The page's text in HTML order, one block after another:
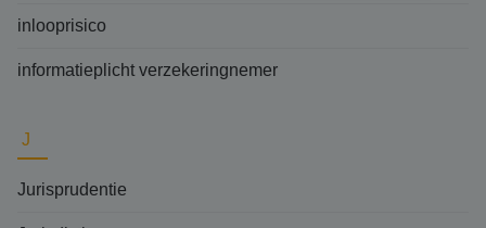
inlooprisico
informatieplicht verzekeringnemer
J
Jurisprudentie